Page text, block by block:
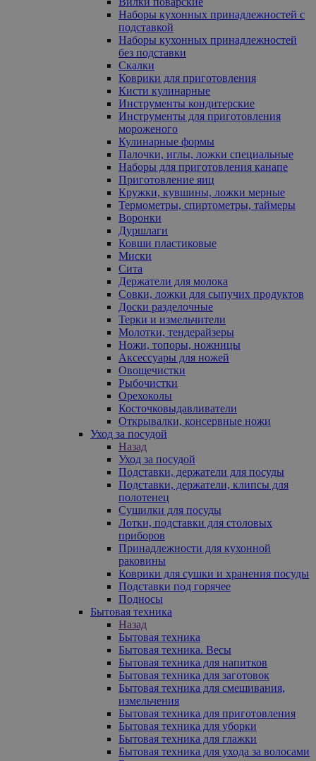
Наборы кухонных принадлежностей с
подставкой
Наборы кухонных принадлежностей
без подставки
Скалки
Коврики для приготовления
Кисти кулинарные
Инструменты кондитерские
Инструменты для приготовления
мороженого
Кулинарные формы
Палочки, иглы, ложки специальные
Наборы для приготовления канапе
Приготовление яиц
Кружки, кувшины, ложки мерные
Термометры, спиртометры, таймеры
Воронки
Дуршлаги
Ковши пластиковые
Миски
Сита
Держатели для молока
Совки, ложки для сыпучих продуктов
Доски разделочные
Терки и измельчители
Молотки, тендерайзеры
Ножи, топоры, ножницы
Аксессуары для ножей
Овощечистки
Рыбочистки
Орехоколы
Косточковыдавливатели
Открывалки, консервные ножи
Уход за посудой
Назад
Уход за посудой
Подставки, держатели для посуды
Подставки, держатели, клипсы для
полотенец
Сушилки для посуды
Лотки, подставки для столовых
приборов
Принадлежности для кухонной
раковины
Коврики для сушки и хранения посуды
Подставки под горячее
Подносы
Бытовая техника
Назад
Бытовая техника
Бытовая техника. Весы
Бытовая техника для напитков
Бытовая техника для заготовок
Бытовая техника для смешивания,
измельчения
Бытовая техника для приготовления
Бытовая техника для уборки
Бытовая техника для глажки
Бытовая техника для ухода за волосами